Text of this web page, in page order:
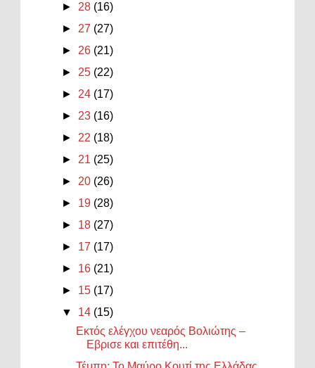
► 28 (16)
► 27 (27)
► 26 (21)
► 25 (22)
► 24 (17)
► 23 (16)
► 22 (18)
► 21 (25)
► 20 (26)
► 19 (28)
► 18 (27)
► 17 (17)
► 16 (21)
► 15 (17)
▼ 14 (15)
Εκτός ελέγχου νεαρός Βολιώτης –
Εβρισε και επιτέθη...